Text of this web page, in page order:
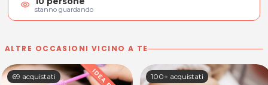
visibility stanno guardando
ALTRE OCCASIONI VICINO A TE
69 acquistati 100+ acquistati